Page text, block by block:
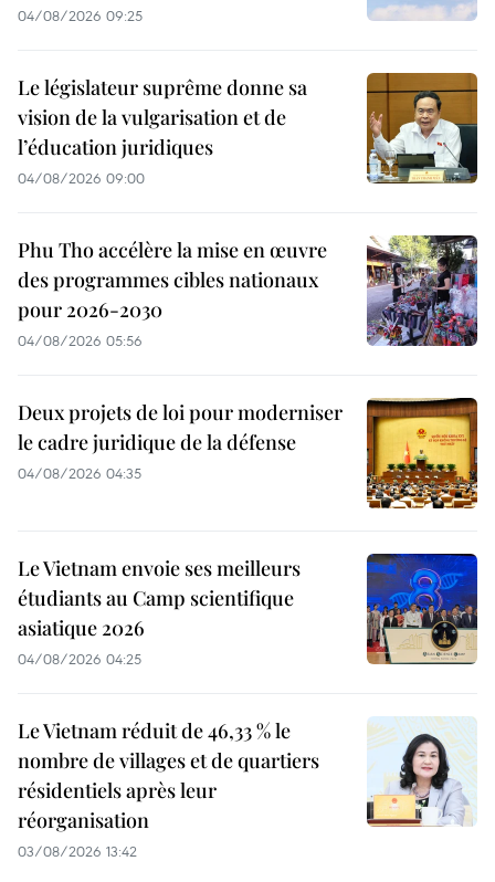
04/08/2026 09:25
Le législateur suprême donne sa
vision de la vulgarisation et de
l’éducation juridiques
04/08/2026 09:00
Phu Tho accélère la mise en œuvre
des programmes cibles nationaux
pour 2026-2030
04/08/2026 05:56
Deux projets de loi pour moderniser
le cadre juridique de la défense
04/08/2026 04:35
Le Vietnam envoie ses meilleurs
étudiants au Camp scientifique
asiatique 2026
04/08/2026 04:25
Le Vietnam réduit de 46,33 % le
nombre de villages et de quartiers
résidentiels après leur
réorganisation
03/08/2026 13:42